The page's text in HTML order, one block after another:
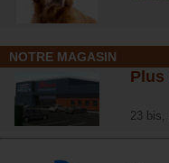
NOTRE MAGASIN
Plus
23 bis,